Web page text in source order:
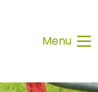
Menu